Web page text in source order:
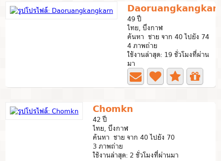
49 ปี
ไทย, บึงกาฬ
ค้นหา ชาย จาก 40 ไปยัง 74
4 ภาพถ่าย
ใช้งานล่าสุด: 19 ชั่วโมงที่ผ่าน
มา
Chomkn
42 ปี
ไทย, บึงกาฬ
ค้นหา ชาย จาก 40 ไปยัง 70
3 ภาพถ่าย
ใช้งานล่าสุด: 2 ชั่วโมงที่ผ่านมา